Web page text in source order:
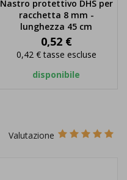
Nastro protettivo DHS per
racchetta 8 mm -
lunghezza 45 cm
Prezzo
0,52 €
0,42 €tasse escluse
disponibile
Valutazione